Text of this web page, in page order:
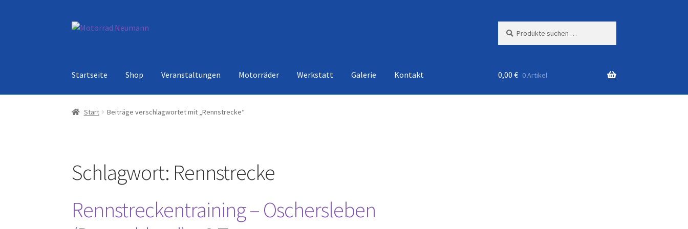
Zur
Zum
nach:
Startseite Shop Veranstaltungen Motorräder Werkstatt Galerie Kontakt 0,00 € 0 Artikel
Start Beiträge verschlagwortet mit „Rennstrecke“
Schlagwort: Rennstrecke
Rennstreckentraining – Oschersleben